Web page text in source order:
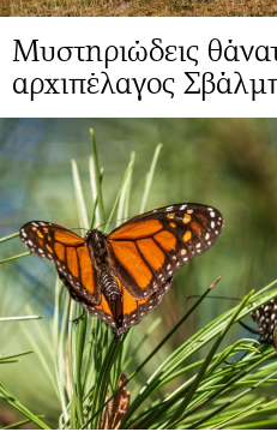
Μυστηριώδεις
αρχιπέλαγος